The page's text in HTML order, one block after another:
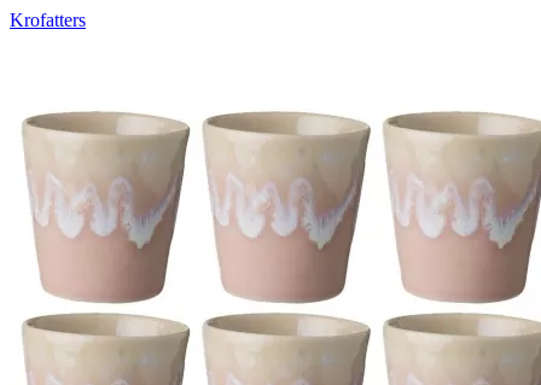
Krofatters